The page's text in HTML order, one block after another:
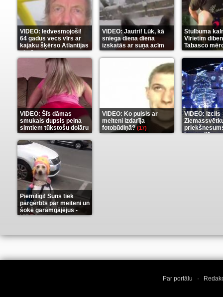
VIDEO: Iedvesmojoši!
64 gadus vecs vīrs ar
kajaku šķērso Atlantijas
okeānu(5)
VIDEO: Jautri! Lūk, kā
sniega diena diena
izskatās ar suņa acīm
(6)
Stulbuma
Vīrietim
Tabasco
(7)
VIDEO: Šīs dāmas
smukais dupsis pelna
simtiem tūkstošu dolāru
(9)
VIDEO: Ko puisis ar
meiteni izdarīja
fotobūdiņā?(17)
VIDEO: Izcils
karu stilā(7)
Piemīlīgi! Suns tiek
pārģērbts par meiteni un
šokē garāmgājējus -
VIDEO(8)
Par portālu ·